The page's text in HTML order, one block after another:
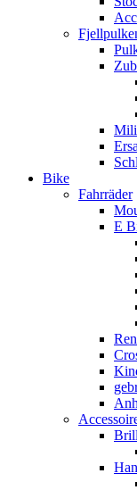
Bike
Fahrräder
E